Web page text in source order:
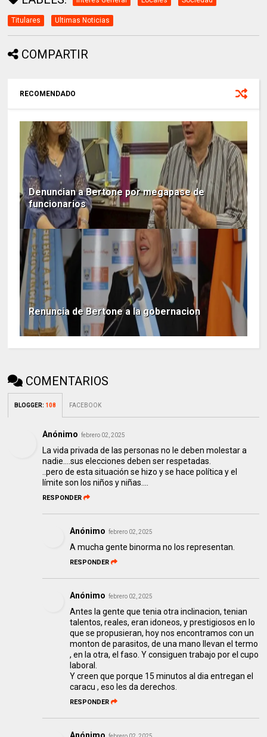
Titulares Ultimas Noticias
COMPARTIR
RECOMENDADO
Denuncian a Bertone por megapase de
funcionarios
Renuncia de Bertone a la gobernacion
COMENTARIOS
BLOGGER: 108 FACEBOOK
Anónimo febrero 02, 2025
La vida privada de las personas no le deben molestar a
nadie....sus elecciones deben ser respetadas.
..pero de esta situación se hizo y se hace política y el
límite son los niños y niñas....
RESPONDER
Anónimo febrero 02, 2025
A mucha gente binorma no los representan.
RESPONDER
Anónimo febrero 02, 2025
Antes la gente que tenia otra inclinacion, tenian
talentos, reales, eran idoneos, y prestigiosos en lo
que se propusieran, hoy nos encontramos con un
monton de parasitos, de una mano llevan el termo
, en la otra, el faso. Y consiguen trabajo por el cupo
laboral.
Y creen que porque 15 minutos al dia entregan el
caracu , eso les da derechos.
RESPONDER